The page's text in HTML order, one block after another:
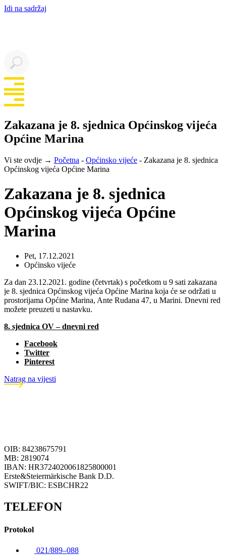
Idi na sadržaj
Zakazana je 8. sjednica Općinskog vijeća
Općine Marina
Vi ste ovdje → Početna - Općinsko vijeće - Zakazana je 8. sjednica
Općinskog vijeća Općine Marina
Zakazana je 8. sjednica
Općinskog vijeća Općine
Marina
Pet, 17.12.2021
Općinsko vijeće
Za dan 23.12.2021. godine (četvrtak) s početkom u 9 sati zakazana
je 8. sjednica Općinskog vijeća Općine Marina koja će se održati u
prostorijama Općine Marina, Ante Rudana 47, u Marini. Dnevni red
možete preuzeti u nastavku.
8. sjednica OV – dnevni red
Facebook
Twitter
Pinterest
Natrag na vijesti
OIB: 84238675791
MB: 2819074
IBAN: HR3724020061825800001
Erste&Steiermärkische Bank D.D.
SWIFT/BIC: ESBCHR22
TELEFON
Protokol
021/889–088